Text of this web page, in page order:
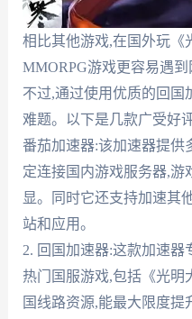
相比其他游戏,在国外玩《
MMORPG游戏更容易遇到
不过,通过使用优质的回国
难题。以下是几款广受好
番茄加速器:该加速器提供
定连接国内游戏服务器,游
显。同时它还支持加速其
站和应用。
2. 回国加速器:这款加速器
热门国服游戏,包括《光明
国线路资源,能最大限度提